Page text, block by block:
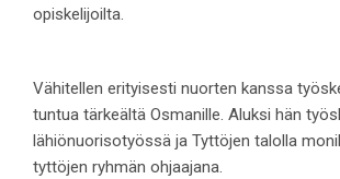
opiskelijoilta.
Vähitellen erityisesti nuorten kanssa
tuntua tärkeältä Osmanille. Aluksi hän
lähiönuorisotyössä ja Tyttöjen talolla
tyttöjen ryhmän ohjaajana.